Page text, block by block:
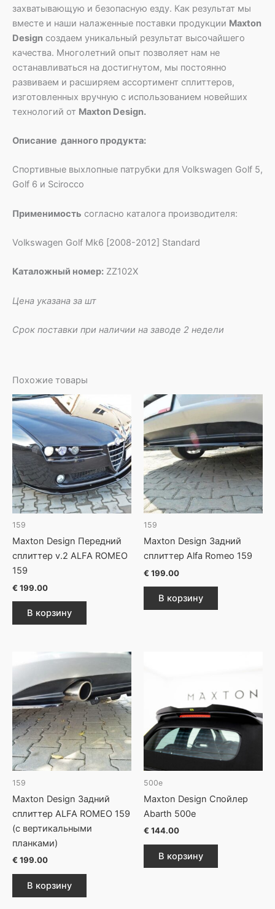
захватывающую и безопасную езду. Как результат мы
вместе и наши налаженные поставки продукции Maxton
Design создаем уникальный результат высочайшего
качества. Многолетний опыт позволяет нам не
останавливаться на достигнутом, мы постоянно
развиваем и расширяем ассортимент сплиттеров,
изготовленных вручную с использованием новейших
технологий от Maxton Design.
Описание данного продукта:
Спортивные выхлопные патрубки для Volkswagen Golf 5,
Golf 6 и Scirocco
Применимость согласно каталога производителя:
Volkswagen Golf Mk6 [2008-2012] Standard
Каталожный номер: ZZ102X
Цена указана за шт
Срок поставки при наличии на заводе 2 недели
Похожие товары
159
Maxton Design Передний
сплиттер v.2 ALFA ROMEO
159
€ 199.00
В корзину
159
Maxton Design Задний
сплиттер Alfa Romeo 159
€ 199.00
В корзину
159
Maxton Design Задний
сплиттер ALFA ROMEO 159
(с вертикальными
планками)
€ 199.00
В корзину
500e
Maxton Design Спойлер
Abarth 500e
€ 144.00
В корзину